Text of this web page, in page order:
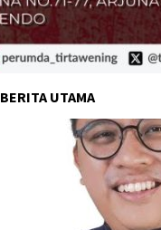
BERITA UTAMA